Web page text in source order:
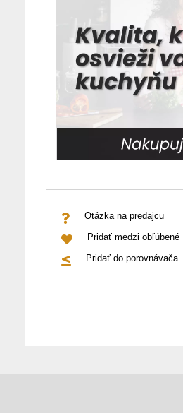
Otázka na predajcu
Pridať medzi obľúbené
Pridať do porovnávača